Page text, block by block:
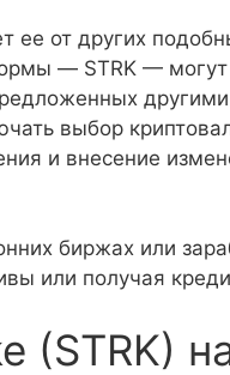
ее от других
— STRK —
выбор
и внесение
биржах или
или получая
(STRK)